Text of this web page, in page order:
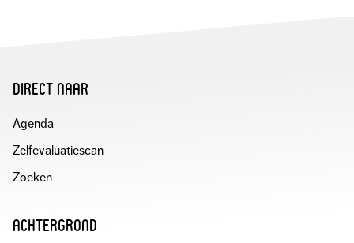
direct naar
Agenda
Zelfevaluatiescan
Zoeken
achtergrond